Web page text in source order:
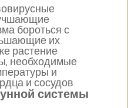
бороться с
их
растение
необходимые
и
и сосудов.
системы